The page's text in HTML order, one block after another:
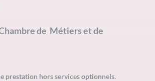
de Métiers et de
prestation hors services optionnels.